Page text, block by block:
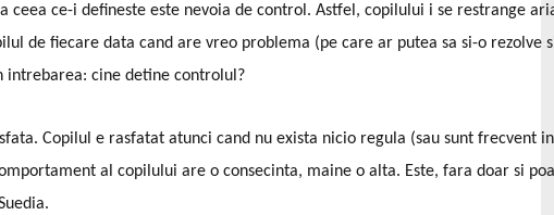
ce-i defineste este nevoia de control. Astfel, copilului i se restrange
de fiecare data cand are vreo problema (pe care ar putea sa si-o
intrebarea: cine detine controlul?
Copilul e rasfatat atunci cand nu exista nicio regula (sau sunt frecvent
al copilului are o consecinta, maine o alta. Este, fara doar si